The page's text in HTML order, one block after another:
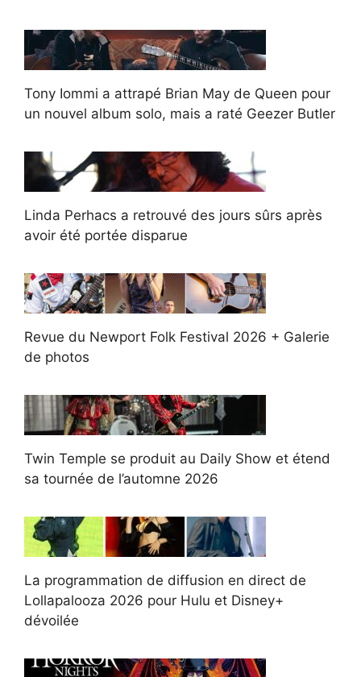
Tony Iommi a attrapé Brian May de Queen pour
un nouvel album solo, mais a raté Geezer Butler
Linda Perhacs a retrouvé des jours sûrs après
avoir été portée disparue
Revue du Newport Folk Festival 2026 + Galerie
de photos
Twin Temple se produit au Daily Show et étend
sa tournée de l’automne 2026
La programmation de diffusion en direct de
Lollapalooza 2026 pour Hulu et Disney+
dévoilée